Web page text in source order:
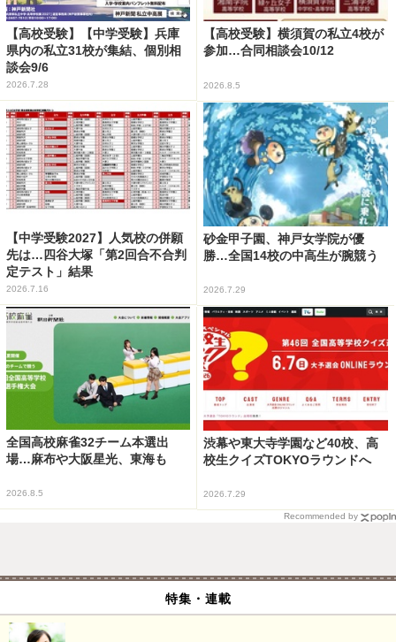
【高校受験】【中学受験】兵庫
県内の私立31校が集結、個別相
談会9/6
2026.7.28
【高校受験】横須賀の私立4校が
参加…合同相談会10/12
2026.8.5
【中学受験2027】人気校の併願
先は…四谷大塚「第2回合不合判
定テスト」結果
2026.7.16
砂金甲子園、神戸女学院が優
勝…全国14校の中高生が腕競う
2026.7.29
全国高校麻雀32チーム本選出
場…麻布や大阪星光、東海も
2026.8.5
渋幕や東大寺学園など40校、高
校生クイズTOKYOラウンドへ
2026.7.29
Recommended by
特集・連載